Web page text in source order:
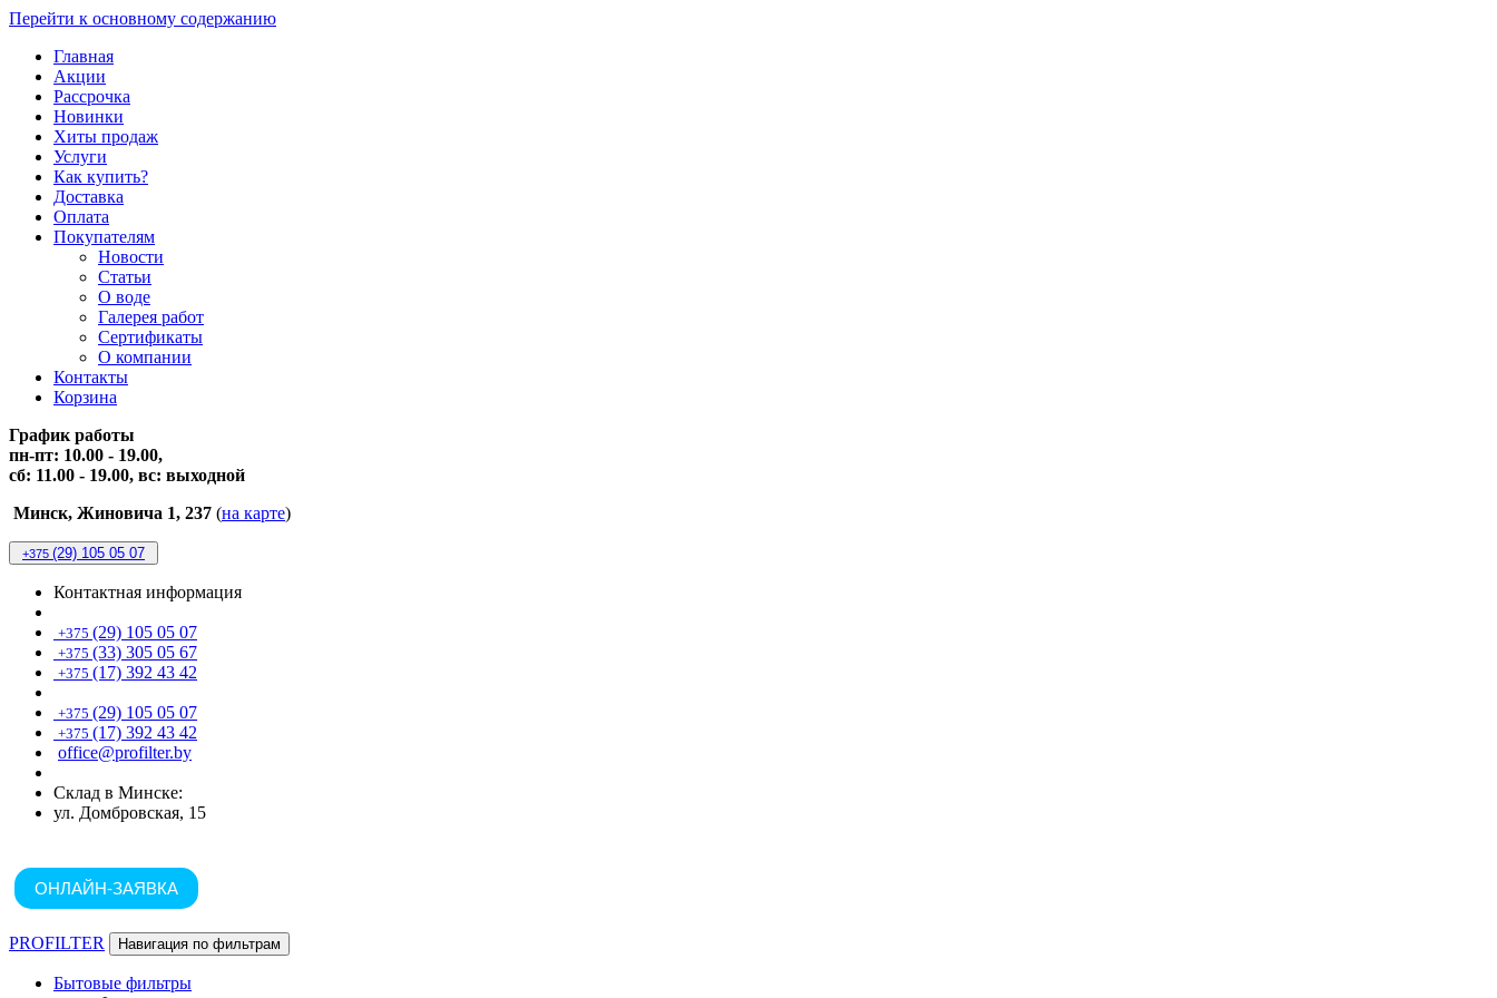
Перейти к основному содержанию
Главная
Акции
Рассрочка
Новинки
Хиты продаж
Услуги
Как купить?
Доставка
Оплата
Покупателям
Новости
Статьи
О воде
Галерея работ
Сертификаты
О компании
Контакты
Корзина
График работы
пн-пт: 10.00 - 19.00,
сб: 11.00 - 19.00, вс: выходной
Минск, Жиновича 1, 237 (на карте)
+375 (29) 105 05 07
Контактная информация
+375 (29) 105 05 07
+375 (33) 305 05 67
+375 (17) 392 43 42
+375 (29) 105 05 07
+375 (17) 392 43 42
office@profilter.by
Склад в Минске:
ул. Домбровская, 15
ОНЛАЙН-ЗАЯВКА
PROFILTER Навигация по фильтрам
Бытовые фильтры